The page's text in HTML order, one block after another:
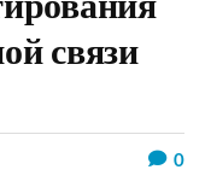
связи
0